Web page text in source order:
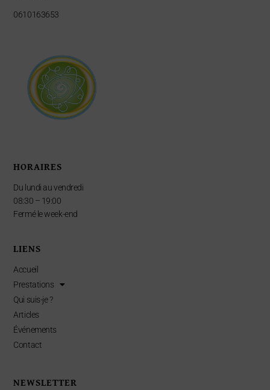
0610163653
HORAIRES
Du lundi au vendredi
08:30 – 19:00
Fermé le week-end
LIENS
Accueil
Prestations
Qui suis-je ?
Articles
Événements
Contact
NEWSLETTER